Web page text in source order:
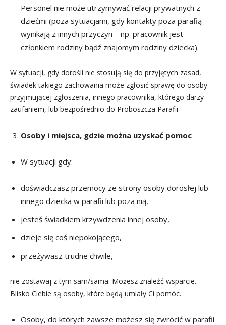
Personel nie może utrzymywać relacji prywatnych z
dziećmi (poza sytuacjami, gdy kontakty poza parafią
wynikają z innych przyczyn – np. pracownik jest
członkiem rodziny bądź znajomym rodziny dziecka).
W sytuacji, gdy dorośli nie stosują się do przyjętych zasad,
świadek takiego zachowania może zgłosić sprawę do osoby
przyjmującej zgłoszenia, innego pracownika, którego darzy
zaufaniem, lub bezpośrednio do Proboszcza Parafii.
Osoby i miejsca, gdzie można uzyskać pomoc
W sytuacji gdy:
doświadczasz przemocy ze strony osoby dorosłej lub
innego dziecka w parafii lub poza nią,
jesteś świadkiem krzywdzenia innej osoby,
dzieje się coś niepokojącego,
przeżywasz trudne chwile,
nie zostawaj z tym sam/sama. Możesz znaleźć wsparcie.
Blisko Ciebie są osoby, które będą umiały Ci pomóc.
Osoby, do których zawsze możesz się zwrócić w parafii